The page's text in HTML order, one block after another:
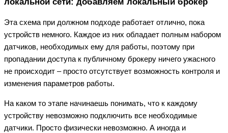
Эта схема при должном подходе работает отлично, пока
устройств немного. Каждое из них обладает полным набором
датчиков, необходимых ему для работы, поэтому при
пропадании доступа к публичному брокеру ничего ужасного
не происходит – просто отсутствует возможность контроля и
изменения параметров работы.
На каком то этапе начинаешь понимать, что к каждому
устройству невозможно подключить все необходимые
датчики. Просто физически невозможно. А иногда и